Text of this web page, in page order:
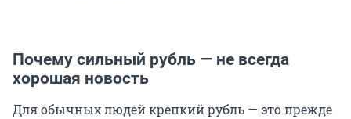
Почему сильный рубль — не всегда
хорошая новость
Для обычных людей крепкий рубль — это прежде